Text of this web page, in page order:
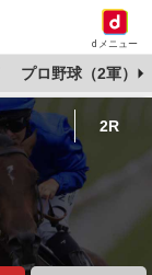
dメニュー
プロ野球（2軍）
2R